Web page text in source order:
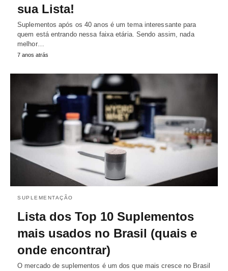
sua Lista!
Suplementos após os 40 anos é um tema interessante para
quem está entrando nessa faixa etária. Sendo assim, nada
melhor…
7 anos atrás
SUPLEMENTAÇÃO
Lista dos Top 10 Suplementos
mais usados no Brasil (quais e
onde encontrar)
O mercado de suplementos é um dos que mais cresce no Brasil